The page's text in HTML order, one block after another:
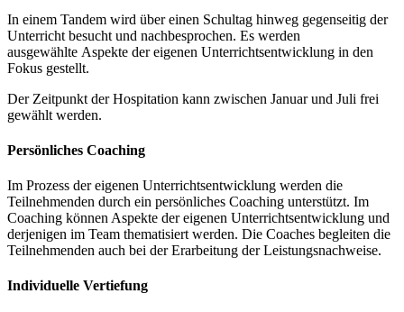
In einem Tandem wird über einen Schultag hinweg gegenseitig der
Unterricht besucht und nachbesprochen. Es werden
ausgewählte Aspekte der eigenen Unterrichtsentwicklung in den
Fokus gestellt.
Der Zeitpunkt der Hospitation kann zwischen Januar und Juli frei
gewählt werden.
Persönliches Coaching
Im Prozess der eigenen Unterrichtsentwicklung werden die
Teilnehmenden durch ein persönliches Coaching unterstützt. Im
Coaching können Aspekte der eigenen Unterrichtsentwicklung und
derjenigen im Team thematisiert werden. Die Coaches begleiten die
Teilnehmenden auch bei der Erarbeitung der Leistungsnachweise.
Individuelle Vertiefung